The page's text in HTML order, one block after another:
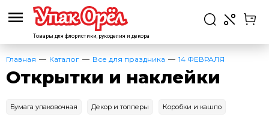
Товары для флористики, рукоделия и декора
Главная Каталог Все для праздника 14 ФЕВРАЛЯ
Открытки и наклейки
Бумага упаковочная Декор и топперы Коробки и кашпо